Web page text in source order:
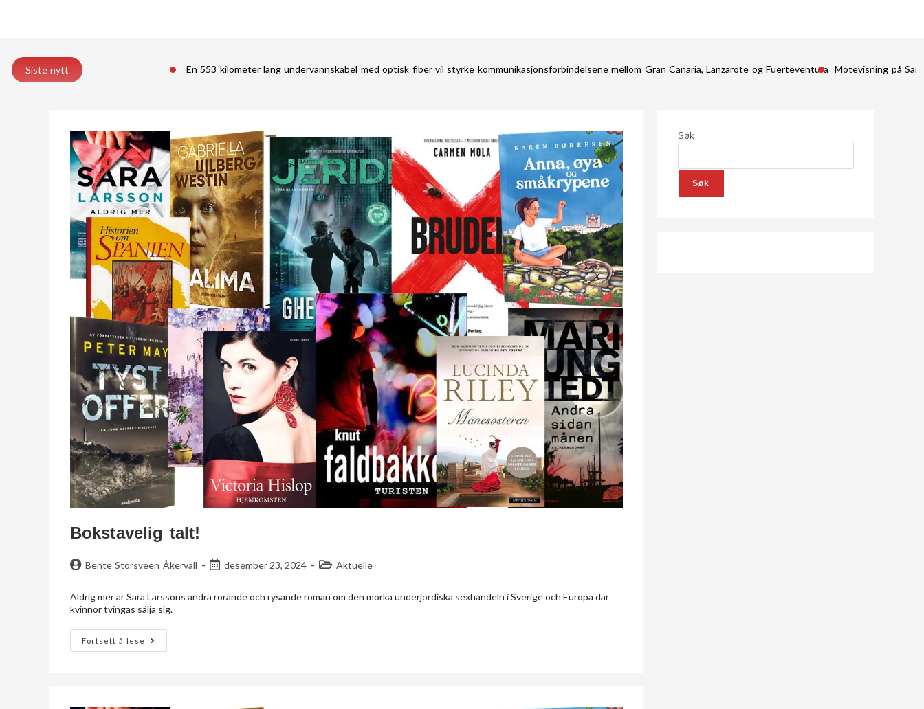
Siste nytt En 553 kilometer lang undervannskabel med optisk fiber vil styrke kommunikasjonsforbindelsene mellom Gran Canaria, Lanzarote og Fuerteventura Motevisning på
Bokstavelig talt!
Bente Storsveen Åkervall desember 23, 2024 Aktuelle
Aldrig mer är Sara Larssons andra rörande och rysande roman om den mörka underjordiska sexhandeln i Sverige och Europa där
kvinnor tvingas sälja sig.
Fortsett å lese
Søk
Søk